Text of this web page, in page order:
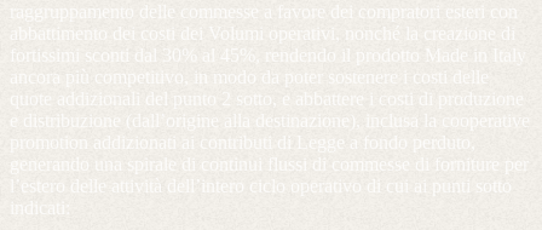
raggruppamento delle commesse a favore dei compratori esteri con
abbattimento dei costi dei Volumi operativi, nonché la creazione di
fortissimi sconti dal 30% al 45%, rendendo il prodotto Made in Italy
ancora più competitivo, in modo da poter sostenere i costi delle
quote addizionali del punto 2 sotto, e abbattere i costi di produzione
e distribuzione (dall’origine alla destinazione), inclusa la cooperative
promotion addizionati ai contributi di Legge a fondo perduto,
generando una spirale di continui flussi di commesse di forniture per
l’estero delle attività dell’intero ciclo operativo di cui ai punti sotto